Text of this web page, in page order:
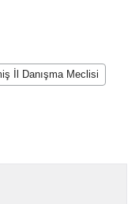
İl Danışma Meclisi